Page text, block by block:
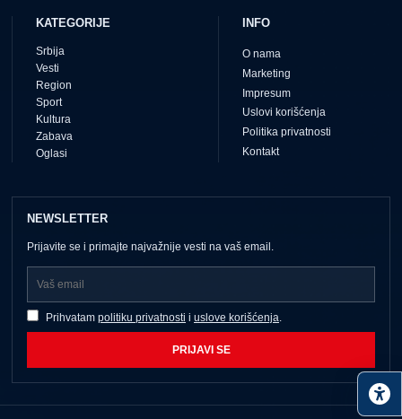
KATEGORIJE
Srbija
Vesti
Region
Sport
Kultura
Zabava
Oglasi
INFO
O nama
Marketing
Impresum
Uslovi korišćenja
Politika privatnosti
Kontakt
NEWSLETTER
Prijavite se i primajte najvažnije vesti na vaš email.
Prihvatam politiku privatnosti i uslove korišćenja.
PRIJAVI SE